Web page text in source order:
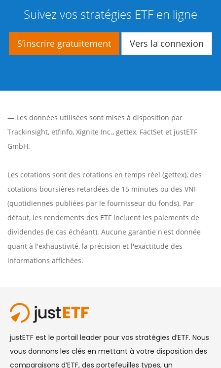
Suivez vos stratégies ETF en ligne
S’inscrire gratuitement Vers la connexion
— Les données utilisées sont mises à disposition par
Trackinsight, etfinfo, Xignite Inc., gettex, FactSet et justETF
GmbH.
Les cotations sont des cotations en temps réel (gettex), des
cotations boursières retardées de 15 minutes ou des VNI
(quotidiennes publiées par le fournisseur du fonds). Par
défaut, les rendements des ETF incluent les paiements de
dividendes (le cas échéant). Aucune garantie n'est donnée
quant à l'exhaustivité, la précision et l'exactitude des
informations affichées.